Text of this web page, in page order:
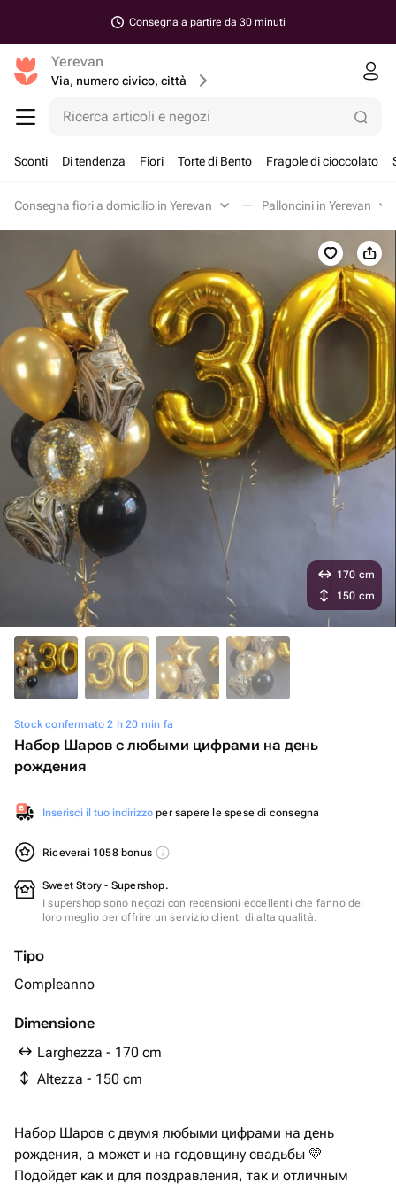
Consegna a partire da 30 minuti
Yerevan
Via, numero civico, città
Ricerca articoli e negozi
Sconti Di tendenza Fiori Torte di Bento Fragole di cioccolato
Consegna fiori a domicilio in Yerevan Palloncini in Yerevan
Stock confermato 2 h 20 min fa
Набор Шаров с любыми цифрами на день
рождения
Inserisci il tuo indirizzo per sapere le spese di consegna
Riceverai 1058 bonus
Sweet Story - Supershop.
I supershop sono negozi con recensioni eccellenti che fanno del
loro meglio per offrire un servizio clienti di alta qualità.
Tipo
Compleanno
Dimensione
Larghezza - 170 cm
Altezza - 150 cm
170 cm
150 cm
Набор Шаров с двумя любыми цифрами на день
рождения, а может и на годовщину свадьбы 💛
Подойдет как и для поздравления, так и отличным